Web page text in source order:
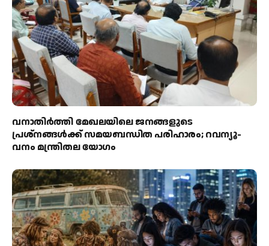
വനാതിർത്തി മേഖലയിലെ ജനങ്ങളുടെ
പ്രശ്നങ്ങൾക്ക് സമയബന്ധിത പരിഹാരം; റവന്യൂ-
വനം മന്ത്രിതല യോഗം